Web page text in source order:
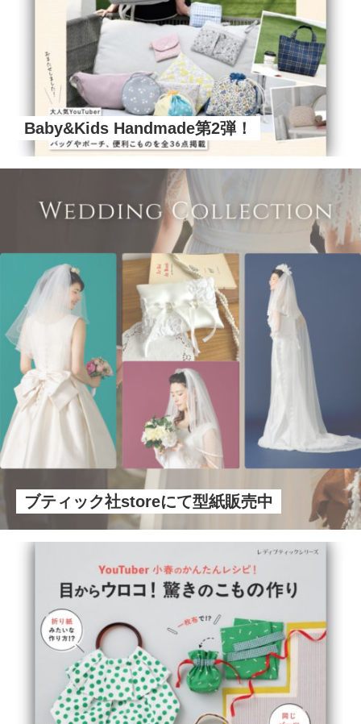
Baby&Kids Handmade第2弾！
ブティック社storeにて型紙販売中